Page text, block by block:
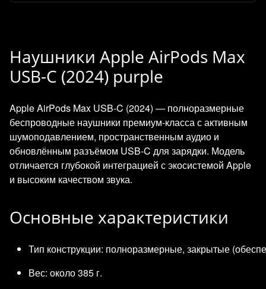
Наушники Apple AirPods Max
USB-C (2024) purple
Apple AirPods Max USB‑C (2024) — полноразмерные
беспроводные наушники премиум‑класса с активным
шумоподавлением, пространственным аудио и
обновлённым разъёмом USB‑C для зарядки. Модель
отличается глубокой интеграцией с экосистемой Apple
и высоким качеством звука.
Основные характеристики
Тип конструкции: полноразмерные, закрытые
Вес: около 385 г.